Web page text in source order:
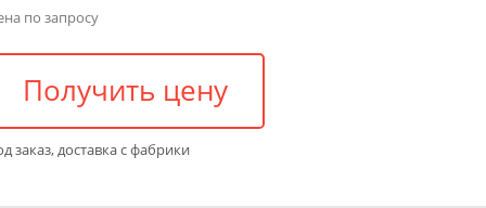
по запросу
Получить цену
заказ, доставка с фабрики